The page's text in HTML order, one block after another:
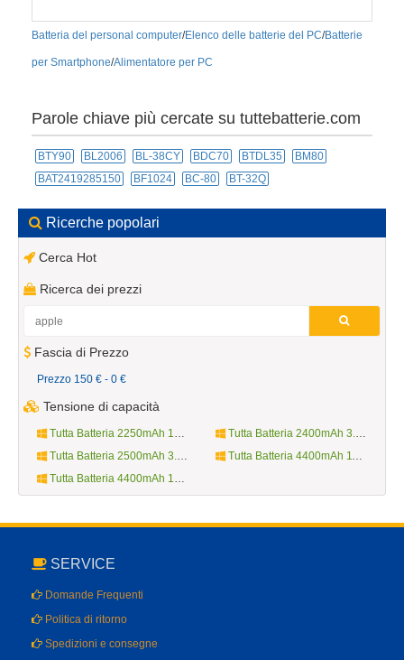
Batteria del personal computer/Elenco delle batterie del PC/Batterie
per Smartphone/Alimentatore per PC
Parole chiave più cercate su tuttebatterie.com
BTY90 BL2006 BL-38CY BDC70 BTDL35
BM80
BAT2419285150
BF1024 BC-80 BT-32Q
Ricerche popolari
Cerca Hot
Ricerca dei prezzi
Fascia di Prezzo
Prezzo 150 € - 0 €
Tensione di capacità
Tutta Batteria 2250mAh 10.8V
Tutta Batteria 2400mAh 3.7V
Tutta Batteria 2500mAh 3.8V
Tutta Batteria 4400mAh 11.1V
Tutta Batteria 4400mAh 14.4V
SERVICE
Domande Frequenti
Politica di ritorno
Spedizioni e consegne